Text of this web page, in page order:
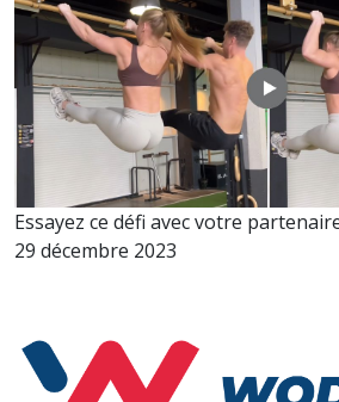
Essayez ce défi avec votre
29 décembre 2023